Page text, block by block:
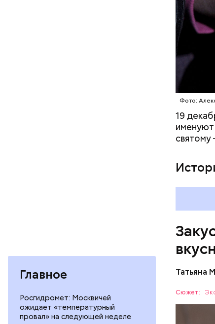
Главное
Росгидромет: Москвичей
ожидает «температурный
провал» на следующей неделе
Фото:
19
именуют
Татьяна
Сюжет:
1 кг
600 г
300
200
100
200 г
100 г
100
Читайте
в